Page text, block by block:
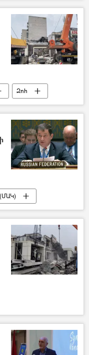
Զոհ